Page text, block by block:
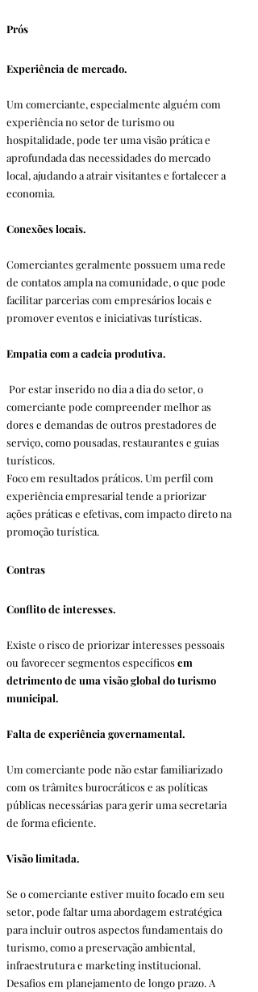
Prós
Experiência de mercado.
Um comerciante, especialmente alguém com
experiência no setor de turismo ou
hospitalidade, pode ter uma visão prática e
aprofundada das necessidades do mercado
local, ajudando a atrair visitantes e fortalecer a
economia.
Conexões locais.
Comerciantes geralmente possuem uma rede
de contatos ampla na comunidade, o que pode
facilitar parcerias com empresários locais e
promover eventos e iniciativas turísticas.
Empatia com a cadeia produtiva.
comerciante pode compreender melhor as
dores e demandas de outros prestadores de
serviço, como pousadas, restaurantes e guias
turísticos.
Foco em resultados práticos. Um perfil com
experiência empresarial tende a priorizar
ações práticas e efetivas, com impacto direto na
promoção turística.
Contras
Conflito de interesses.
Existe o risco de priorizar interesses pessoais
ou favorecer segmentos específicos em
detrimento de uma visão global do turismo
municipal.
Falta de experiência governamental.
Um comerciante pode não estar familiarizado
com os trâmites burocráticos e as políticas
públicas necessárias para gerir uma secretaria
de forma eficiente.
Visão limitada.
Se o comerciante estiver muito focado em seu
setor, pode faltar uma abordagem estratégica
para incluir outros aspectos fundamentais do
turismo, como a preservação ambiental,
infraestrutura e marketing institucional.
Desafios em planejamento de longo prazo. A